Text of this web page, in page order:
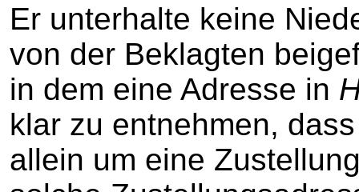
Er unterhalte keine
von der Beklagten
in dem eine Adresse in
klar zu entnehmen,
allein um eine